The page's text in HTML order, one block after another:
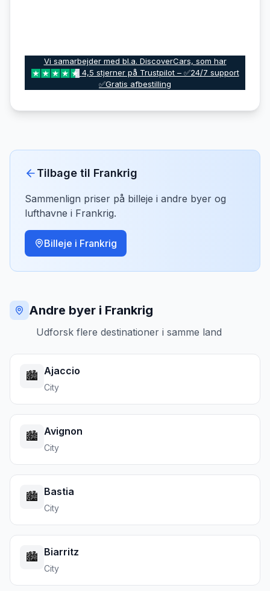
Vi samarbejder med bl.a. DiscoverCars, som har
4,5 stjerner på Trustpilot – ✅24/7 support
✅Gratis afbestilling
Tilbage til Frankrig
Sammenlign priser på billeje i andre byer og
lufthavne i Frankrig.
Billeje i Frankrig
Andre byer i Frankrig
Udforsk flere destinationer i samme land
🏙️ Ajaccio
City
🏙️ Avignon
City
🏙️ Bastia
City
🏙️ Biarritz
City